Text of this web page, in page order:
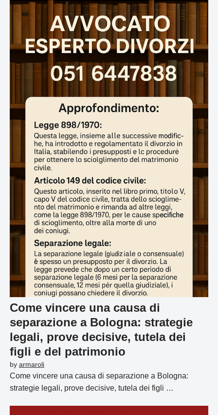
Come vincere una causa di
separazione a Bologna: strategie
legali, prove decisive, tutela dei
figli e del patrimonio
by armaroli
Come vincere una causa di separazione a Bologna:
strategie legali, prove decisive, tutela dei figli …